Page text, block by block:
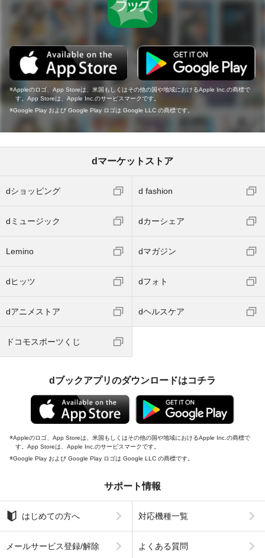
Appleのロゴ、App Storeは、米国もしくはその他の国や地域におけるApple Inc.の商標で
す。App Storeは、Apple Inc.のサービスマークです。
Google Play および Google Play ロゴは Google LLC の商標です。
dマーケットストア
dショッピング d fashion
dミュージック dカーシェア
Lemino dマガジン
dヒッツ dフォト
dアニメストア dヘルスケア
ドコモスポーツくじ
dブックアプリのダウンロードはコチラ
Appleのロゴ、App Storeは、米国もしくはその他の国や地域におけるApple Inc.の商標で
す。App Storeは、Apple Inc.のサービスマークです。
Google Play および Google Play ロゴは Google LLC の商標です。
サポート情報
はじめての方へ 対応機種一覧
メールサービス登録/解除 よくある質問